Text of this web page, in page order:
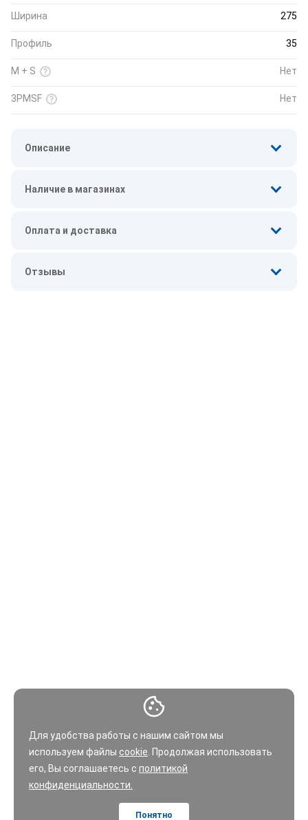
Для удобства работы с нашим сайтом мы
используем файлы cookie . Продолжая использовать
его, Вы соглашаетесь с политикой
конфиденциальности.
Понятно
Ширина 275
Профиль 35
M + S Нет
3PMSF Нет
Описание
Наличие в магазинах
Оплата и доставка
Отзывы